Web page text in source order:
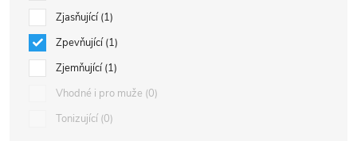
Zjasňující 1
Zpevňující 1
Zjemňující 1
Vhodné i pro muže 0
Tonizující 0